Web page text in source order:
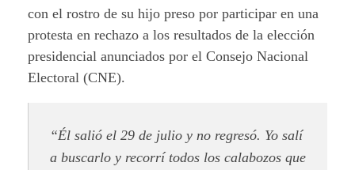
con el rostro de su hijo preso por participar en una
protesta en rechazo a los resultados de la elección
presidencial anunciados por el Consejo Nacional
Electoral (CNE).
“Él salió el 29 de julio y no regresó. Yo salí
a buscarlo y recorrí todos los calabozos que